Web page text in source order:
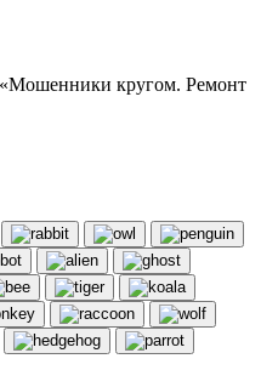
«Мошенники кругом. Ремонт